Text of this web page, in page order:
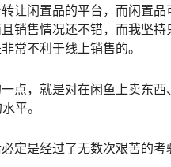
让闲置品的平台，而闲置
销售情况还不错，而我坚
常不利于线上销售的。
点，就是对在闲鱼上卖东
平。
定是经过了无数次艰苦的考